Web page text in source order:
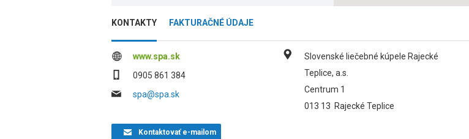
KONTAKTY FAKTURAČNÉ ÚDAJE
www.spa.sk
0905 861 384
spa@spa.sk
Slovenské liečebné kúpele Rajecké
Teplice, a.s.
Centrum 1
013 13 Rajecké Teplice
Kontaktovaťe-mailom